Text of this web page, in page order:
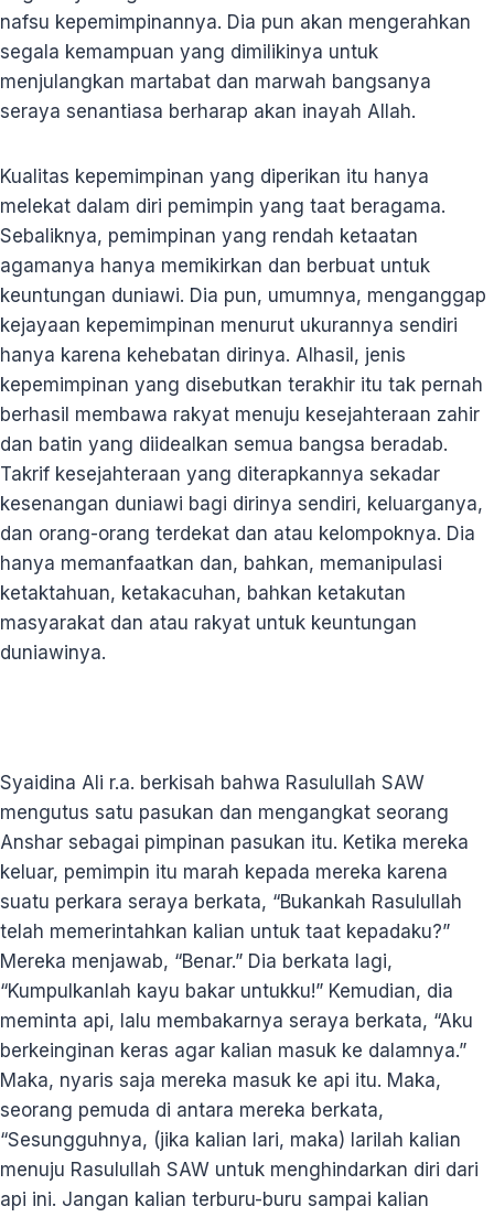
nafsu kepemimpinannya. Dia pun akan mengerahkan
segala kemampuan yang dimilikinya untuk
menjulangkan martabat dan marwah bangsanya
seraya senantiasa berharap akan inayah Allah.
Kualitas kepemimpinan yang diperikan itu hanya
melekat dalam diri pemimpin yang taat beragama.
Sebaliknya, pemimpinan yang rendah ketaatan
agamanya hanya memikirkan dan berbuat untuk
keuntungan duniawi. Dia pun, umumnya, menganggap
kejayaan kepemimpinan menurut ukurannya sendiri
hanya karena kehebatan dirinya. Alhasil, jenis
kepemimpinan yang disebutkan terakhir itu tak pernah
berhasil membawa rakyat menuju kesejahteraan zahir
dan batin yang diidealkan semua bangsa beradab.
Takrif kesejahteraan yang diterapkannya sekadar
kesenangan duniawi bagi dirinya sendiri, keluarganya,
dan orang-orang terdekat dan atau kelompoknya. Dia
hanya memanfaatkan dan, bahkan, memanipulasi
ketaktahuan, ketakacuhan, bahkan ketakutan
masyarakat dan atau rakyat untuk keuntungan
duniawinya.
Syaidina Ali r.a. berkisah bahwa Rasulullah SAW
mengutus satu pasukan dan mengangkat seorang
Anshar sebagai pimpinan pasukan itu. Ketika mereka
keluar, pemimpin itu marah kepada mereka karena
suatu perkara seraya berkata, “Bukankah Rasulullah
telah memerintahkan kalian untuk taat kepadaku?”
Mereka menjawab, “Benar.” Dia berkata lagi,
“Kumpulkanlah kayu bakar untukku!” Kemudian, dia
meminta api, lalu membakarnya seraya berkata, “Aku
berkeinginan keras agar kalian masuk ke dalamnya.”
Maka, nyaris saja mereka masuk ke api itu. Maka,
seorang pemuda di antara mereka berkata,
“Sesungguhnya, (jika kalian lari, maka) larilah kalian
menuju Rasulullah SAW untuk menghindarkan diri dari
api ini. Jangan kalian terburu-buru sampai kalian